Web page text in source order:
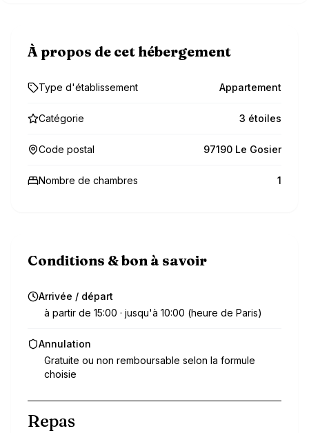
À propos de cet hébergement
Type d'établissement Appartement
Catégorie 3 étoiles
Code postal 97190 Le Gosier
Nombre de chambres 1
Conditions & bon à savoir
Arrivée / départ
à partir de 15:00 · jusqu'à 10:00 (heure de Paris)
Annulation
Gratuite ou non remboursable selon la formule
choisie
Repas